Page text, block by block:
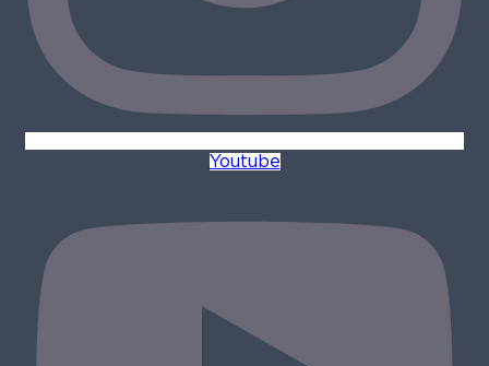
Youtube